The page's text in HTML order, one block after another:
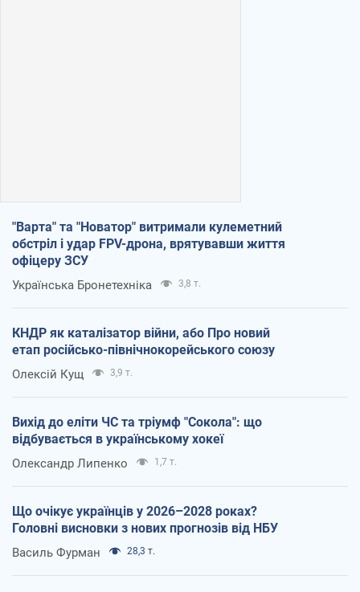
"Варта" та "Новатор" витримали кулеметний
обстріл і удар FPV-дрона, врятувавши життя
офіцеру ЗСУ
Українська Бронетехніка 3,8 т.
КНДР як каталізатор війни, або Про новий
етап російсько-північнокорейського союзу
Олексій Кущ 3,9 т.
Вихід до еліти ЧС та тріумф "Сокола": що
відбувається в українському хокеї
Олександр Липенко 1,7 т.
Що очікує українців у 2026–2028 роках?
Головні висновки з нових прогнозів від НБУ
Василь Фурман 28,3 т.